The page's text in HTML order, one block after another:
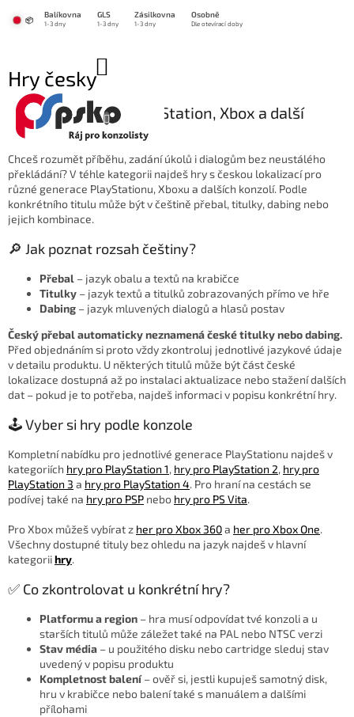
📦
Balíkovna GLS Zásilkovna Osobně
1-3 dny 1-3 dny 1-3 dny Dle otevírací doby
Hry česky
🎮 Hry česky pro PlayStation, Xbox a další
konzole
Chceš rozumět příběhu, zadání úkolů i dialogům bez neustálého
překládání? V téhle kategorii najdeš hry s českou lokalizací pro
různé generace PlayStationu, Xboxu a dalších konzolí. Podle
konkrétního titulu může být v češtině přebal, titulky, dabing nebo
jejich kombinace.
🔎 Jak poznat rozsah češtiny?
Přebal – jazyk obalu a textů na krabičce
Titulky – jazyk textů a titulků zobrazovaných přímo ve hře
Dabing – jazyk mluvených dialogů a hlasů postav
Český přebal automaticky neznamená české titulky nebo dabing.
Před objednáním si proto vždy zkontroluj jednotlivé jazykové údaje
v detailu produktu. U některých titulů může být část české
lokalizace dostupná až po instalaci aktualizace nebo stažení dalších
dat – pokud je to potřeba, najdeš informaci v popisu konkrétní hry.
🕹️ Vyber si hry podle konzole
Kompletní nabídku pro jednotlivé generace PlayStationu najdeš v
kategoriích hry pro PlayStation 1, hry pro PlayStation 2, hry pro
PlayStation 3 a hry pro PlayStation 4. Pro hraní na cestách se
podívej také na hry pro PSP nebo hry pro PS Vita.
Pro Xbox můžeš vybírat z her pro Xbox 360a her pro Xbox One.
Všechny dostupné tituly bez ohledu na jazyk najdeš v hlavní
kategoriihry.
✅ Co zkontrolovat u konkrétní hry?
Platformu a region – hra musí odpovídat tvé konzoli a u
starších titulů může záležet také na PAL nebo NTSC verzi
Stav média – u použitého disku nebo cartridge sleduj stav
uvedený v popisu produktu
Kompletnost balení– ověř si, jestli kupuješ samotný disk,
hru v krabičce nebo balení také s manuálem a dalšími
přílohami